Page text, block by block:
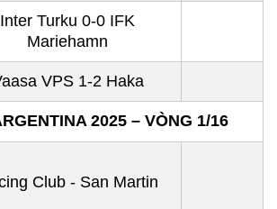
Inter Turku 0-0 IFK
Mariehamn
VPS 1-2 Haka
2025 – VÒNG 1/16
Club - San Martin